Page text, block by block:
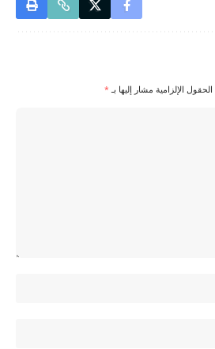
الحقول الإلزامية مشار إليها بـ *